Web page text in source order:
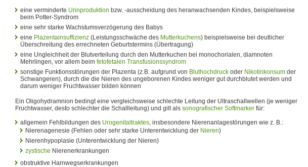
eine verminderte Urinproduktion bzw. -ausscheidung des heranwachsenden Kindes, beispielsweise
beim Potter-Syndrom
eine sehr starke Wachstumsverzögerung des Babys
eine Plazentainsuffizienz (Leistungsschwäche des Mutterkuchens) beispielsweise bei deutlicher
Überschreitung des errechneten Geburtstermins (Übertragung)
eine Ungleichheit der Blutverteilung durch den Mutterkuchen bei monochorialen, diamnoten
Mehrlingen, vor allem beim fetofetalen Transfusionssyndrom
sonstige Funktionsstörungen der Plazenta (z.B. aufgrund von Bluthochdruck oder Nikotinkonsum der
Schwangeren), durch die die Nieren des ungeborenen Kindes weniger gut durchblutet werden und
darum weniger Fruchtwasser bilden können
Ein Oligohydramnion bedingt eine vergleichsweise schlechte Leitung der Ultraschallwellen (je weniger
Fruchtwasser, desto schlechter die Schallleitung) und gilt als sonografischer Softmarker für:
allgemein Fehlbildungen des Urogenitaltraktes, insbesondere Nierenanlagestörungen wie z. B.:
Nierenagenesie (Fehlen oder sehr starke Unterentwicklung der Nieren)
Nierenhypoplasie (Unterentwicklung der Nieren)
zystische Nierenerkrankungen
obstruktive Harnwegserkrankungen